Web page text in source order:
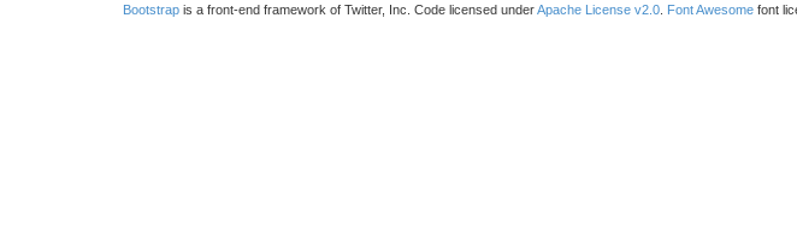
Bootstrap is a front-end framework of Twitter, Inc. Code licensed underApache License v2.0 Font Awesome font